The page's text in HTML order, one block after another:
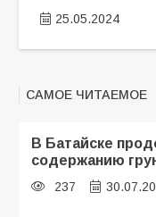
25.05.2024
САМОЕ ЧИТАЕМОЕ
В Батайске
содержанию
237